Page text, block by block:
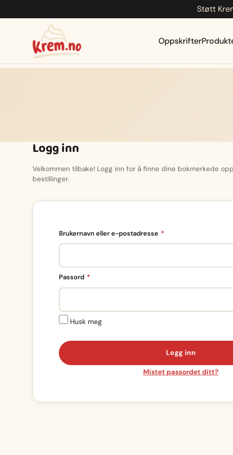
Støtt
Oppskrifter
Logg inn
Velkommen tilbake! Logg inn for å finne dine bokmerkede
bestillinger.
Brukernavn eller e-postadresse *
Passord *
Husk meg
Logg inn
Mistet passordet ditt?